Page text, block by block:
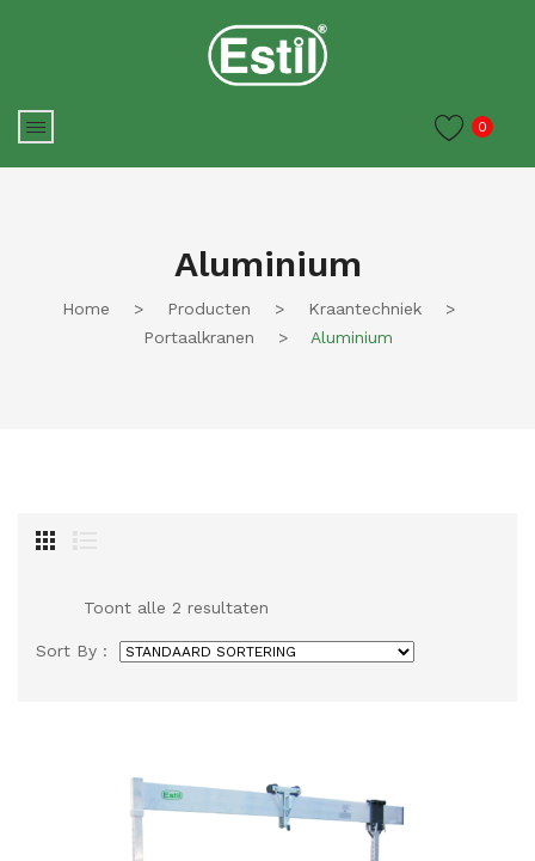
0
Aluminium
Home > Producten > Kraantechniek
>
Portaalkranen
> Aluminium
Toont alle 2 resultaten
Sort By :